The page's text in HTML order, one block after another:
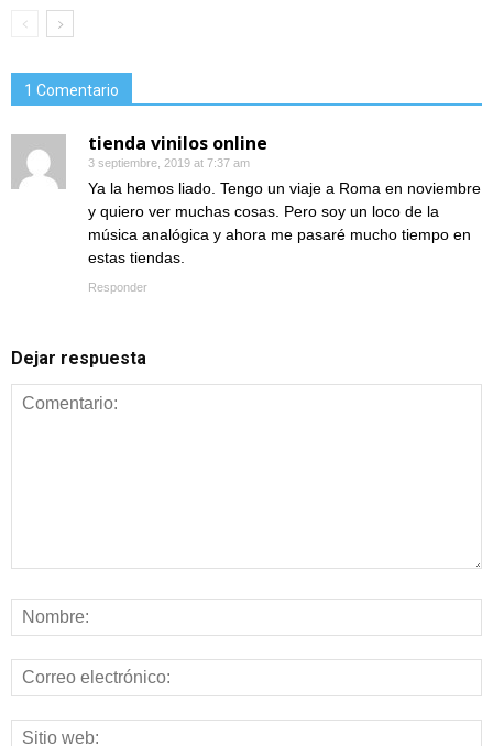
1 Comentario
tienda vinilos online
3 septiembre, 2019 at 7:37 am
Ya la hemos liado. Tengo un viaje a Roma en noviembre
y quiero ver muchas cosas. Pero soy un loco de la
música analógica y ahora me pasaré mucho tiempo en
estas tiendas.
Responder
Dejar respuesta